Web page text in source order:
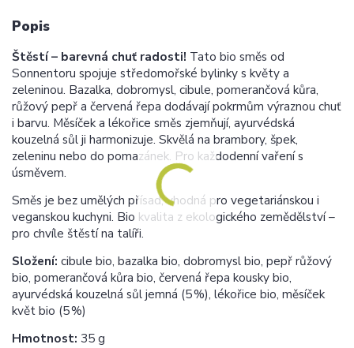
Popis
Štěstí – barevná chuť radosti! Tato bio směs od
Sonnentoru spojuje středomořské bylinky s květy a
zeleninou. Bazalka, dobromysl, cibule, pomerančová kůra,
růžový pepř a červená řepa dodávají pokrmům výraznou chuť
i barvu. Měsíček a lékořice směs zjemňují, ayurvédská
kouzelná sůl ji harmonizuje. Skvělá na brambory, špek,
zeleninu nebo do pomazánek. Pro každodenní vaření s
úsměvem.
Směs je bez umělých přísad, vhodná pro vegetariánskou i
veganskou kuchyni. Bio kvalita z ekologického zemědělství –
pro chvíle štěstí na talíři.
Složení: cibule bio, bazalka bio, dobromysl bio, pepř růžový
bio, pomerančová kůra bio, červená řepa kousky bio,
ayurvédská kouzelná sůl jemná (5 %), lékořice bio, měsíček
květ bio (5 %)
Hmotnost: 35 g